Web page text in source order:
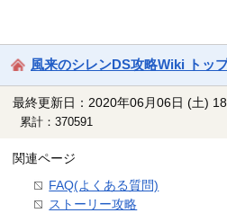
風来のシレンDS攻略Wiki トッ
最終更新日：2020年06月06日 (土)
累計：370591
関連ページ
FAQ(よくある質問)
ストーリー攻略